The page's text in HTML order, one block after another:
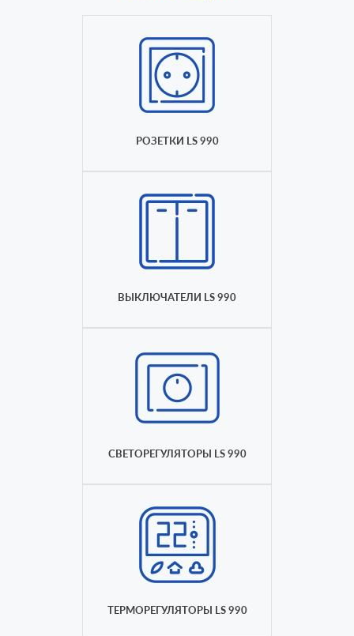
РОЗЕТКИ LS 990
ВЫКЛЮЧАТЕЛИ LS 990
СВЕТОРЕГУЛЯТОРЫ LS 990
ТЕРМОРЕГУЛЯТОРЫ LS 990